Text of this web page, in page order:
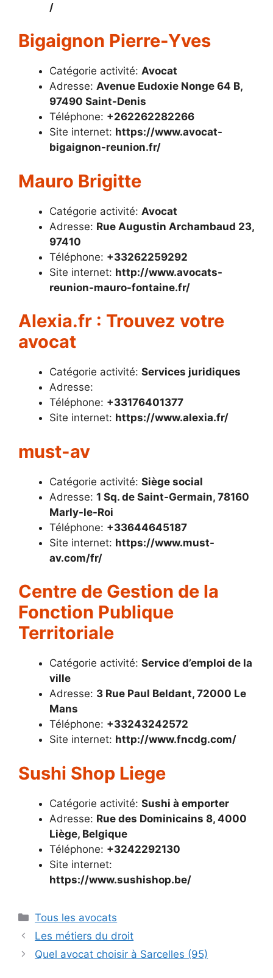
/
Bigaignon Pierre-Yves
Catégorie activité: Avocat
Adresse: Avenue Eudoxie Nonge 64 B,
97490 Saint-Denis
Téléphone: +262262282266
Site internet: https://www.avocat-
bigaignon-reunion.fr/
Mauro Brigitte
Catégorie activité: Avocat
Adresse: Rue Augustin Archambaud 23,
97410
Téléphone: +33262259292
Site internet: http://www.avocats-
reunion-mauro-fontaine.fr/
Alexia.fr : Trouvez votre
avocat
Catégorie activité: Services juridiques
Adresse:
Téléphone: +33176401377
Site internet: https://www.alexia.fr/
must-av
Catégorie activité: Siège social
Adresse: 1 Sq. de Saint-Germain, 78160
Marly-le-Roi
Téléphone: +33644645187
Site internet: https://www.must-
av.com/fr/
Centre de Gestion de la
Fonction Publique
Territoriale
Catégorie activité: Service d’emploi de la
ville
Adresse: 3 Rue Paul Beldant, 72000 Le
Mans
Téléphone: +33243242572
Site internet: http://www.fncdg.com/
Sushi Shop Liege
Catégorie activité: Sushi à emporter
Adresse: Rue des Dominicains 8, 4000
Liège, Belgique
Téléphone: +3242292130
Site internet:
https://www.sushishop.be/
Catégories
Tous les avocats
Les métiers du droit
Quel avocat choisir à Sarcelles (95)